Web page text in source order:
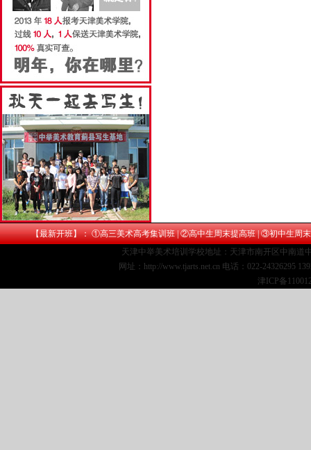
【最新开班】： ①高三美术高考集训班| ②高中生周末提高班| ③初中生周
天津中举美术培训学校地址：天津市南开区中南道
网址：http://www.tjarts.net.cn 电话：022-24326295
津ICP备